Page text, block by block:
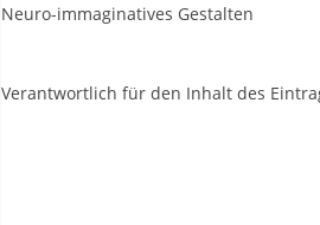
Neuro-immaginatives Gestalten
Verantwortlich für den Inhalt des